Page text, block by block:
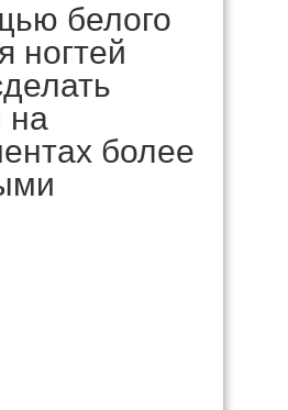
белого
ногтей
на
более